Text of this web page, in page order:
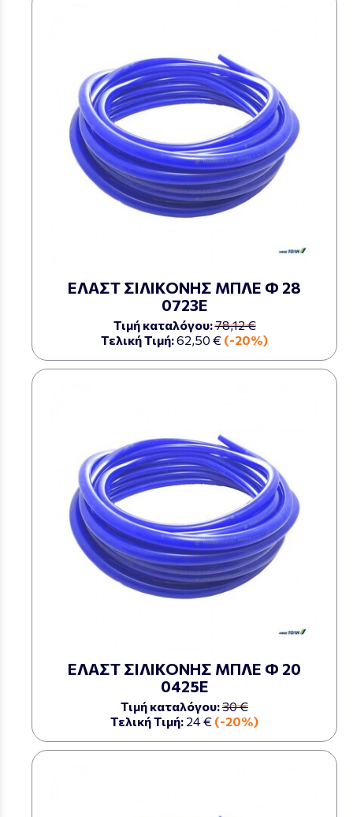
ΕΛΑΣΤ ΣΙΛΙΚΟΝΗΣ ΜΠΛΕ Φ 28
0723Ε
Τιμή καταλόγου:78,12 €
Τελική Τιμή:62,50 € (-20%)
ΕΛΑΣΤ ΣΙΛΙΚΟΝΗΣ ΜΠΛΕ Φ 20
0425Ε
Τιμή καταλόγου:30 €
Τελική Τιμή: 24 € (-20%)